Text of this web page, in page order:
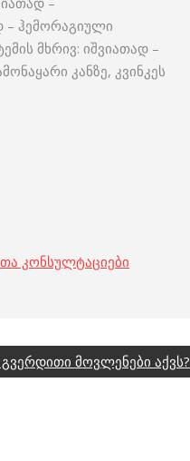
– ჰემორაგიული
მხრივ: იშვიათად –
კანზე, კვინკეს
კონსულტაციები
მოვლენები აქვს?